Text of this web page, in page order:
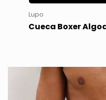
Lupo
Cueca Boxer